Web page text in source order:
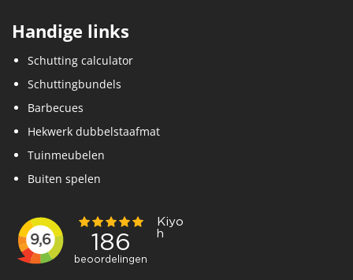
Hekwerk dubbelstaafmat
Tuinmeubelen
Buiten spelen
Klantenservice
Contact
Over ons